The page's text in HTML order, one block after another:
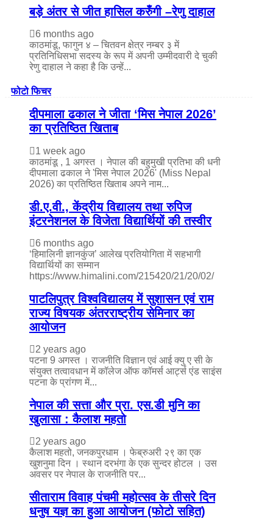
बड़े अंतर से जीत हासिल करुँंगी –रेणु दाहाल
6 months ago
काठमांडू, फागुन ४ – चितवन क्षेत्र नम्बर ३ में
प्रतिनिधिसभा सदस्य के रूप में अपनी उम्मीदवारी दे चुकी
रेणु दाहाल ने कहा है कि उन्हें...
फोटो फिचर
दीपमाला ढकाल ने जीता ‘मिस नेपाल 2026’
का प्रतिष्ठित खिताब
1 week ago
काठमांडू , 1 अगस्त । नेपाल की बहुमुखी प्रतिभा की धनी
दीपमाला ढकाल ने 'मिस नेपाल 2026' (Miss Nepal
2026) का प्रतिष्ठित खिताब अपने नाम...
डी.ए.वी., केंद्रीय विद्यालय तथा रुपिज
इंटरनेशनल के विजेता विद्यार्थियों की तस्वीर
6 months ago
‘हिमालिनी ज्ञानकुंज’ आलेख प्रतियोगिता में सहभागी
विद्यार्थियों का सम्मान
https://www.himalini.com/215420/21/20/02/
पाटलिपुत्र विश्वविद्यालय में सुशासन एवं राम
राज्य विषयक अंतरराष्ट्रीय सेमिनार का
आयोजन
2 years ago
पटना 9 अगस्त । राजनीति विज्ञान एवं आई क्यु ए सी के
संयुक्त तत्वावधान में कॉलेज ऑफ कॉमर्स आर्ट्स एंड साइंस
पटना के प्रांगण में...
नेपाल की सत्ता और प्रा. एस.डी मुनि का
खुलासा : कैलाश महतो
2 years ago
कैलाश महतो, जनकपुरधाम । फेब्रुअरी २९ का एक
खुशनुमा दिन । स्थान दरभंगा के एक सुन्दर होटल । उस
अवसर पर नेपाल के राजनीति पर...
सीताराम विवाह पंचमी महोत्सव के तीसरे दिन
धनुष यज्ञ का हुआ आयोजन (फोटो सहित)